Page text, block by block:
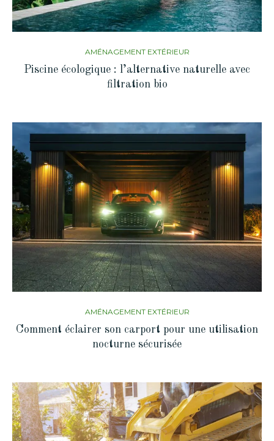
AMÉNAGEMENT EXTÉRIEUR
Piscine écologique : l’alternative naturelle avec
filtration bio
AMÉNAGEMENT EXTÉRIEUR
Comment éclairer son carport pour une utilisation
nocturne sécurisée